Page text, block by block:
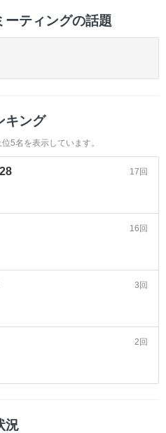
ーティングの話題
キング
5名を表示しています。
17回
16回
3回
2回
況